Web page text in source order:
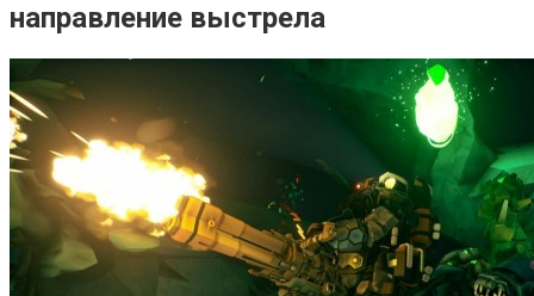
направление выстрела